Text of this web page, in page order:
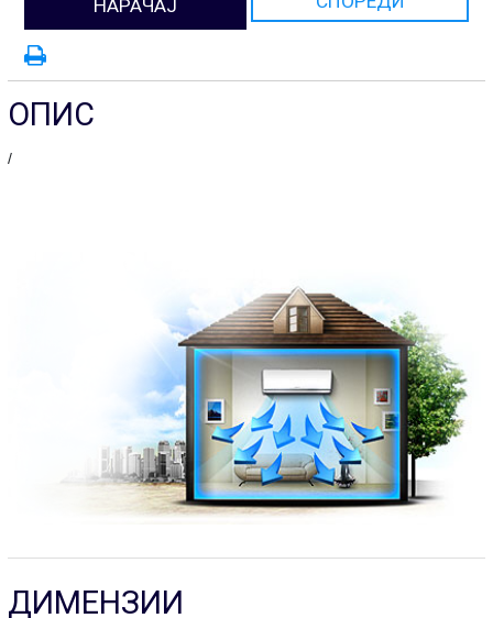
НАРАЧАЈ
ОПИС
/
ДИМЕНЗИИ